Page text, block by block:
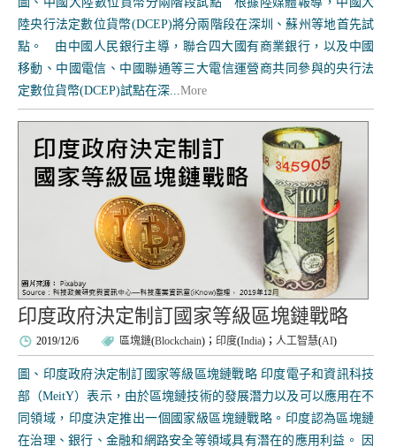
陸央行法定數位貨幣(DCEP)將分兩階段在深圳、蘇州等地首先試
點。 由中國人民銀行主導，聯合四大國有商業銀行，以及中國
移動、中國電信、中國聯通等三大電信運營商共同參與的央行法
定數位貨幣(DCEP)試點在深...More
印度政府決定制訂國家等級區塊鏈戰略
2019/12/6 區塊鏈(Blockchain)； 印度(India)； 人工智慧(AI)
圖、印度政府決定制訂國家等級區塊鏈戰略 印度電子和資訊科技
部（MeitY）表示，由於區塊鏈技術的發展潛力以及可以應用在不
同領域，印度決定推出一個國家級區塊鏈戰略。印度認為區塊鏈
在治理、銀行、金融和網路安全等領域具有潛在的應用利益。 因